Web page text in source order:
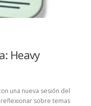
Heavy
una nueva sesión del
sobre temas